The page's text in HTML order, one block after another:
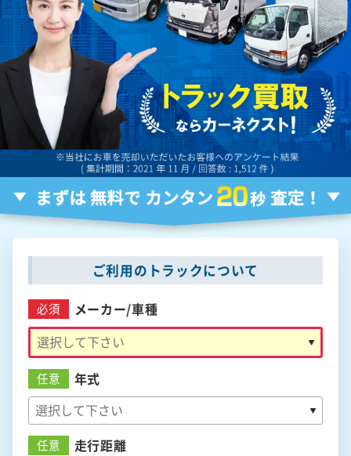
ご利用のトラックについて
必須 メーカー/車種
任意 年式
任意 走行距離